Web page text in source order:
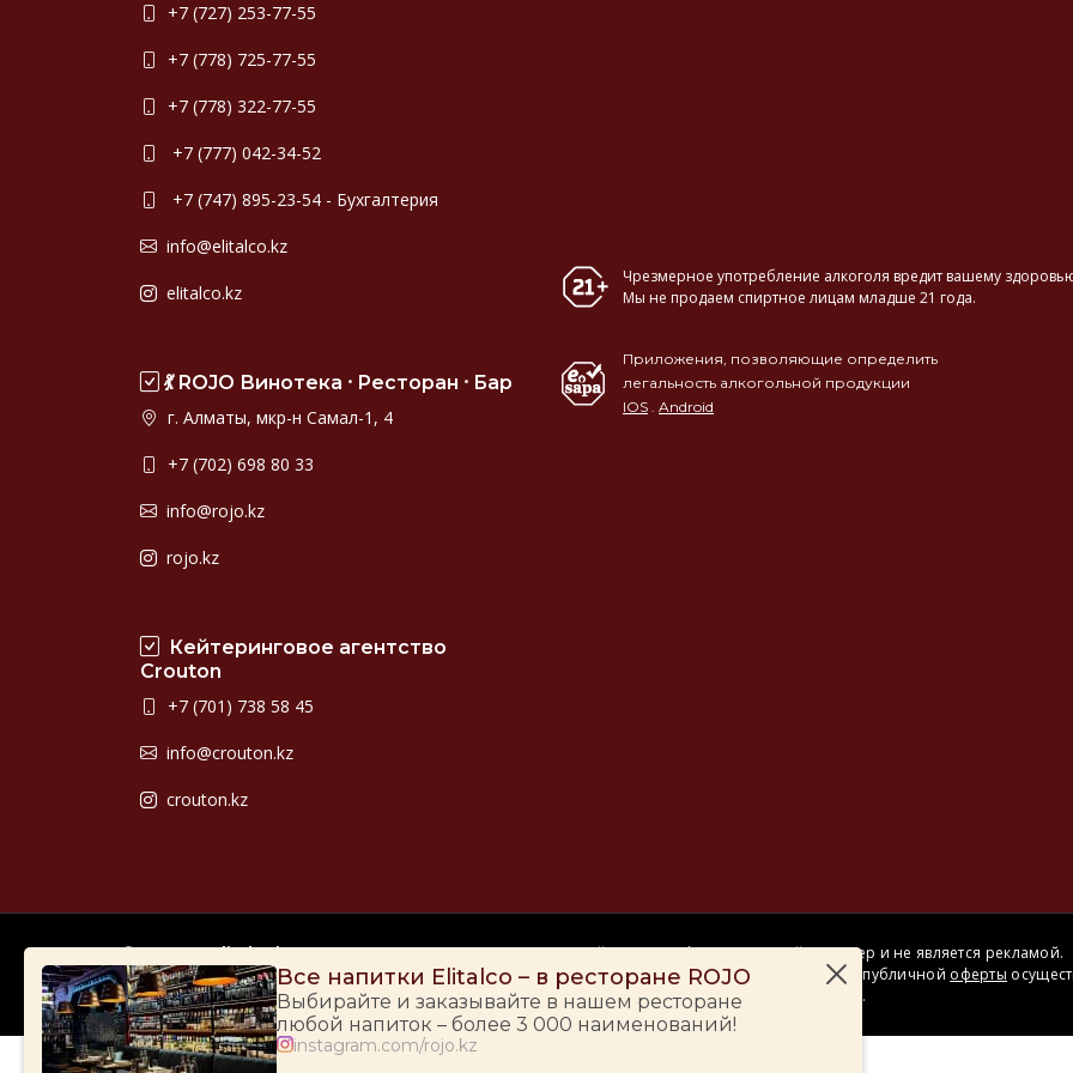
Все напитки Elitalco – в ресторане ROJO
Выбирайте и заказывайте в нашем ресторане
любой напиток – более 3 000 наименований!
instagram.com/rojo.kz
+7 (727) 253-77-55
+7 (778) 725-77-55
+7 (778) 322-77-55
+7 (777) 042-34-52
+7 (747) 895-23-54 - Бухгалтерия
info@elitalco.kz
elitalco.kz
💃 ROJO Винотека ⸱ Ресторан ⸱ Бар
г. Алматы, мкр-н Самал-1, 4
+7 (702) 698 80 33
info@rojo.kz
rojo.kz
Кейтеринговое агентство
Crouton
+7 (701) 738 58 45
info@crouton.kz
crouton.kz
Чрезмерное употребление алкоголя вредит вашему
Мы не продаем спиртное лицам младше 21 года.
Приложения, позволяющие определить
легальность алкогольной продукции
IOS . Android
© 2009-2026Elitalco.kz
Сайт носит информационный характер и не является рекламой.
Сделка купли-продажи на основании публичной оферты
на территории розничного магазина.